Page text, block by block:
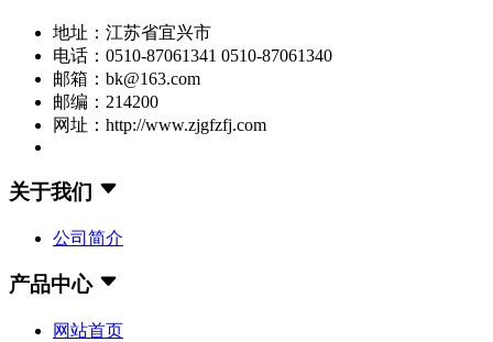
地址：江苏省宜兴市
电话：0510-87061341 0510-87061340
邮箱：bk@163.com
邮编：214200
网址：http://www.zjgfzfj.com
关于我们
公司简介
产品中心
网站首页